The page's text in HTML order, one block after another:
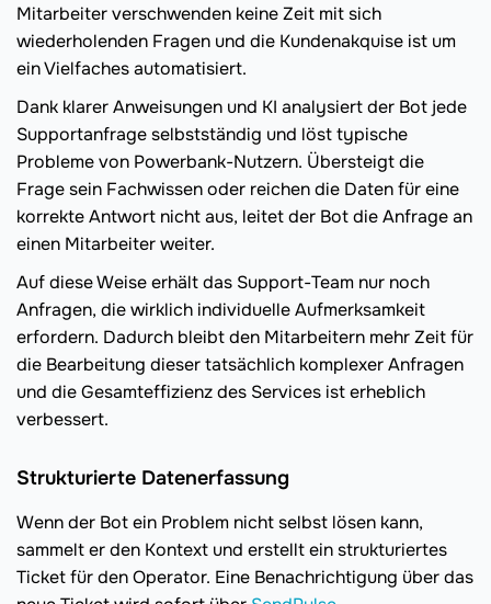
Mitarbeiter verschwenden keine Zeit mit sich
wiederholenden Fragen und die Kundenakquise ist um
ein Vielfaches automatisiert.
Dank klarer Anweisungen und KI analysiert der Bot jede
Supportanfrage selbstständig und löst typische
Probleme von Powerbank-Nutzern. Übersteigt die
Frage sein Fachwissen oder reichen die Daten für eine
korrekte Antwort nicht aus, leitet der Bot die Anfrage an
einen Mitarbeiter weiter.
Auf diese Weise erhält das Support-Team nur noch
Anfragen, die wirklich individuelle Aufmerksamkeit
erfordern. Dadurch bleibt den Mitarbeitern mehr Zeit für
die Bearbeitung dieser tatsächlich komplexer Anfragen
und die Gesamteffizienz des Services ist erheblich
verbessert.
Strukturierte Datenerfassung
Wenn der Bot ein Problem nicht selbst lösen kann,
sammelt er den Kontext und erstellt ein strukturiertes
Ticket für den Operator. Eine Benachrichtigung über das